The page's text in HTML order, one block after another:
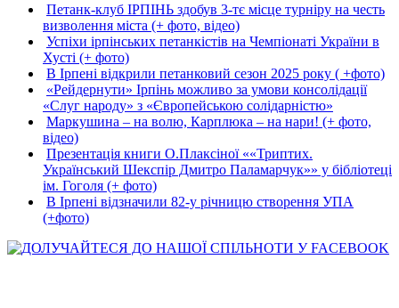
Петанк-клуб ІРПІНЬ здобув 3-тє місце турніру на честь
визволення міста (+ фото, відео)
Успіхи ірпінських петанкістів на Чемпіонаті України в
Хусті (+ фото)
В Ірпені відкрили петанковий сезон 2025 року ( +фото)
«Рейдернути» Ірпінь можливо за умови консолідації
«Слуг народу» з «Європейською солідарністю»
Маркушина – на волю, Карплюка – на нари! (+ фото,
відео)
Презентація книги О.Плаксіної ««Триптих.
Український Шекспір Дмитро Паламарчук»» у бібліотеці
ім. Гоголя (+ фото)
В Ірпені відзначили 82-у річницю створення УПА
(+фото)